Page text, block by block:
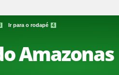
Ir para o rodapé 4
Amazonas